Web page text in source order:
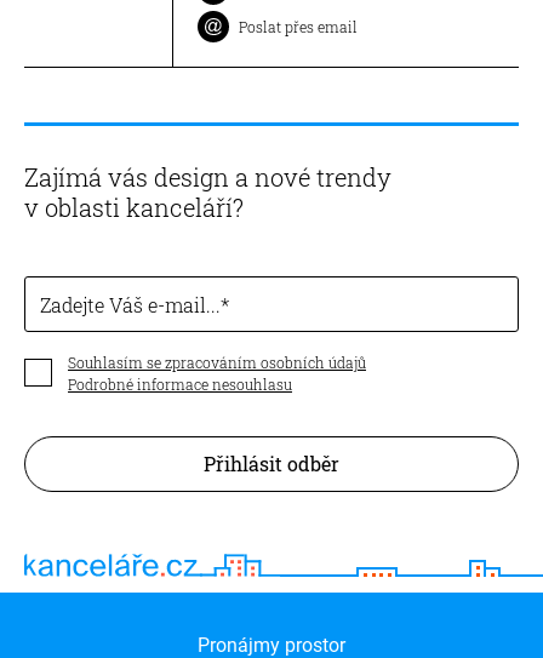
Poslat přes email
Zajímá vás design a nové trendy
v oblasti kanceláří?
Zadejte Váš e-mail...
Souhlasím se zpracováním osobních údajů
Podrobné informace nesouhlasu
Přihlásit odběr
Pronájmy prostor